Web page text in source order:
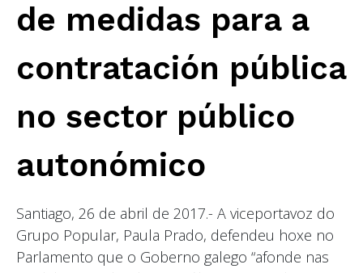
de medidas para a
contratación pública
no sector público
autonómico
Santiago, 26 de abril de 2017.- A viceportavoz do
Grupo Popular, Paula Prado, defendeu hoxe no
Parlamento que o Goberno galego “afonde nas